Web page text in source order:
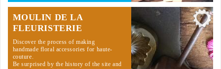
MOULIN DE LA
FLEURISTERIE
Discover the process of making
handmade floral accessories for haute-
couture.
Be surprised by the history of the site and